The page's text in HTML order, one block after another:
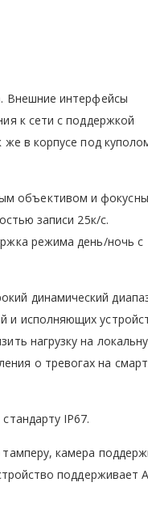
Внешние интерфейсы
к сети с поддержкой
же в корпусе под
объективом и
записи 25к/с.
режима день/ночь с
динамический
и исполняющих
нагрузку на
о тревогах на
IP67.
камера
поддерживает